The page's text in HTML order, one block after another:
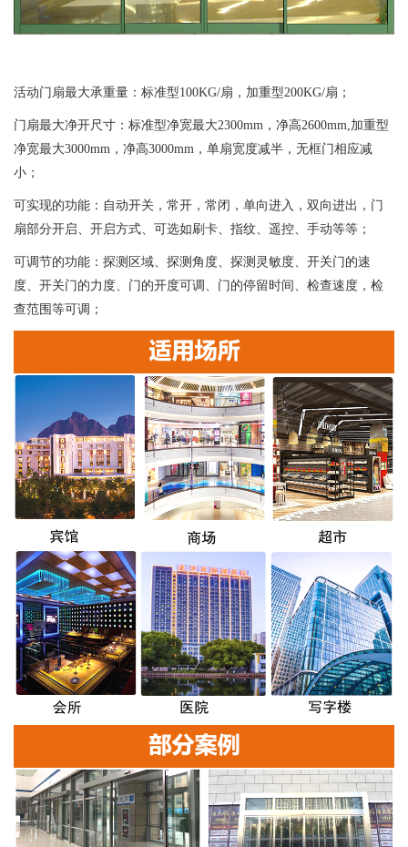
活动门扇最大承重量：标准型100KG/扇，加重型200KG/扇；
门扇最大净开尺寸：标准型净宽最大2300mm，净高2600mm,加重型
净宽最大3000mm，净高3000mm，单扇宽度减半，无框门相应减
小；
可实现的功能：自动开关，常开，常闭，单向进入，双向进出，门
扇部分开启、开启方式、可选如刷卡、指纹、遥控、手动等等；
可调节的功能：探测区域、探测角度、探测灵敏度、开关门的速
度、开关门的力度、门的开度可调、门的停留时间、检查速度，检
查范围等可调；